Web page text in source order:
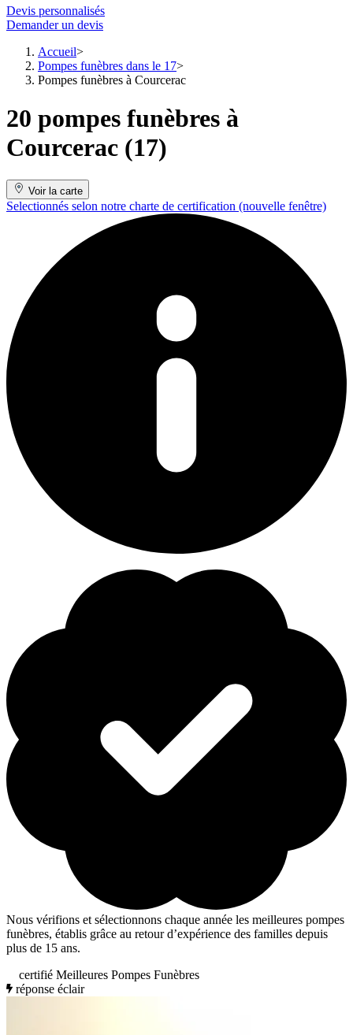
Devis personnalisés
Demander un devis
Accueil
Pompes funèbres dans le 17
Pompes funèbres à Courcerac
20 pompes funèbres à
Courcerac (17)
Voir la carte
Selectionnés selon notre charte de certification (nouvelle fenêtre)
Nous vérifions et sélectionnons chaque année les meilleures pompes
funèbres, établis grâce au retour d’expérience des familles depuis
plus de 15 ans.
certifié Meilleures Pompes Funèbres
réponse éclair